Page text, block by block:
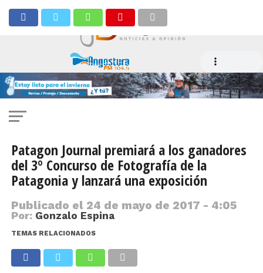
Patagon Journal premiará a los ganadores
del 3º Concurso de Fotografía de la
Patagonia y lanzará una exposición
Publicado el 24 de mayo de 2017 - 4:05
Por: Gonzalo Espina
TEMAS RELACIONADOS